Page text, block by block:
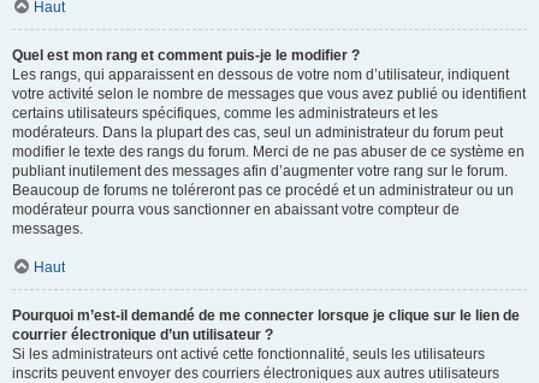
Haut
Quel est mon rang et comment puis-je le modifier ?
Les rangs, qui apparaissent en dessous de votre nom d’utilisateur, indiquent
votre activité selon le nombre de messages que vous avez publié ou identifient
certains utilisateurs spécifiques, comme les administrateurs et les
modérateurs. Dans la plupart des cas, seul un administrateur du forum peut
modifier le texte des rangs du forum. Merci de ne pas abuser de ce système en
publiant inutilement des messages afin d’augmenter votre rang sur le forum.
Beaucoup de forums ne toléreront pas ce procédé et un administrateur ou un
modérateur pourra vous sanctionner en abaissant votre compteur de
messages.
Haut
Pourquoi m’est-il demandé de me connecter lorsque je clique sur le lien de
courrier électronique d’un utilisateur ?
Si les administrateurs ont activé cette fonctionnalité, seuls les utilisateurs
inscrits peuvent envoyer des courriers électroniques aux autres utilisateurs